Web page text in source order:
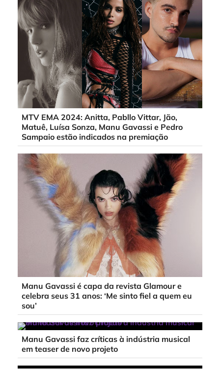
MTV EMA 2024: Anitta, Pabllo Vittar, Jão,
Matuê, Luísa Sonza, Manu Gavassi e Pedro
Sampaio estão indicados na premiação
Manu Gavassi é capa da revista Glamour e
celebra seus 31 anos: ‘Me sinto fiel a quem eu
sou’
Manu Gavassi faz críticas à indústria musical
em teaser de novo projeto